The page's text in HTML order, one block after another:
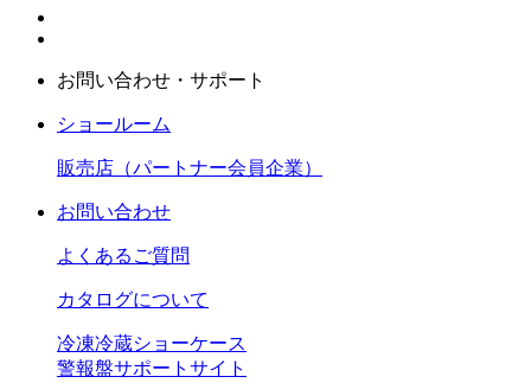
お問い合わせ・サポート
ショールーム
販売店（パートナー会員企業）
お問い合わせ
よくあるご質問
カタログについて
冷凍冷蔵ショーケース
警報盤サポートサイト